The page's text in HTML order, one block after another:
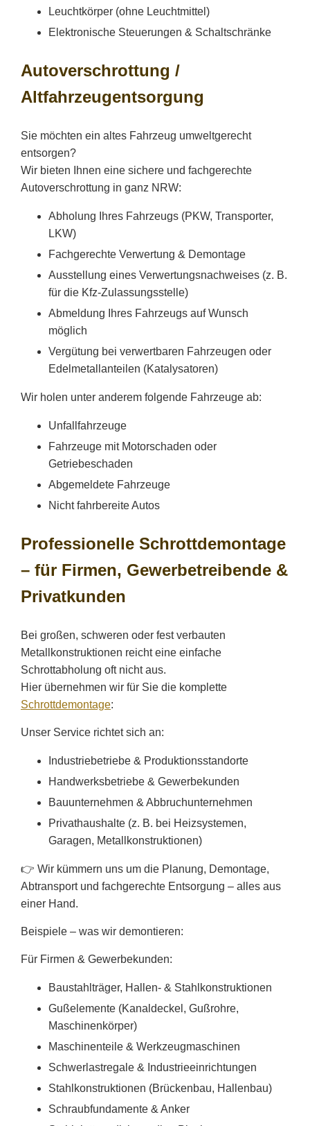
Leuchtkörper (ohne Leuchtmittel)
Elektronische Steuerungen & Schaltschränke
Autoverschrottung /
Altfahrzeugentsorgung
Sie möchten ein altes Fahrzeug umweltgerecht
entsorgen?
Wir bieten Ihnen eine sichere und fachgerechte
Autoverschrottung in ganz NRW:
Abholung Ihres Fahrzeugs (PKW, Transporter,
LKW)
Fachgerechte Verwertung & Demontage
Ausstellung eines Verwertungsnachweises (z. B.
für die Kfz-Zulassungsstelle)
Abmeldung Ihres Fahrzeugs auf Wunsch
möglich
Vergütung bei verwertbaren Fahrzeugen oder
Edelmetallanteilen (Katalysatoren)
Wir holen unter anderem folgende Fahrzeuge ab:
Unfallfahrzeuge
Fahrzeuge mit Motorschaden oder
Getriebeschaden
Abgemeldete Fahrzeuge
Nicht fahrbereite Autos
Professionelle Schrottdemontage
– für Firmen, Gewerbetreibende &
Privatkunden
Bei großen, schweren oder fest verbauten
Metallkonstruktionen reicht eine einfache
Schrottabholung oft nicht aus.
Hier übernehmen wir für Sie die komplette
Schrottdemontage:
Unser Service richtet sich an:
Industriebetriebe & Produktionsstandorte
Handwerksbetriebe & Gewerbekunden
Bauunternehmen & Abbruchunternehmen
Privathaushalte (z. B. bei Heizsystemen,
Garagen, Metallkonstruktionen)
👉 Wir kümmern uns um die Planung, Demontage,
Abtransport und fachgerechte Entsorgung – alles aus
einer Hand.
Beispiele – was wir demontieren:
Für Firmen & Gewerbekunden:
Baustahlträger, Hallen- & Stahlkonstruktionen
Gußelemente (Kanaldeckel, Gußrohre,
Maschinenkörper)
Maschinenteile & Werkzeugmaschinen
Schwerlastregale & Industrieeinrichtungen
Stahlkonstruktionen (Brückenbau, Hallenbau)
Schraubfundamente & Anker